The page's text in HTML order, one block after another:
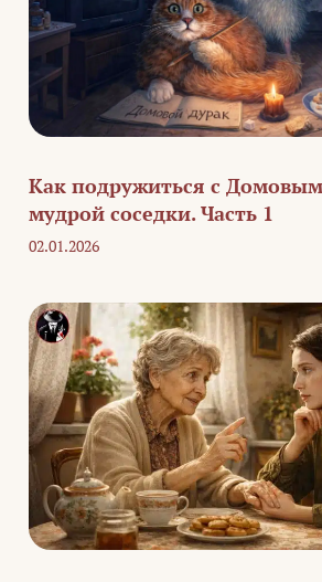
Как подружиться с
мудрой соседки. Часть 1
02.01.2026